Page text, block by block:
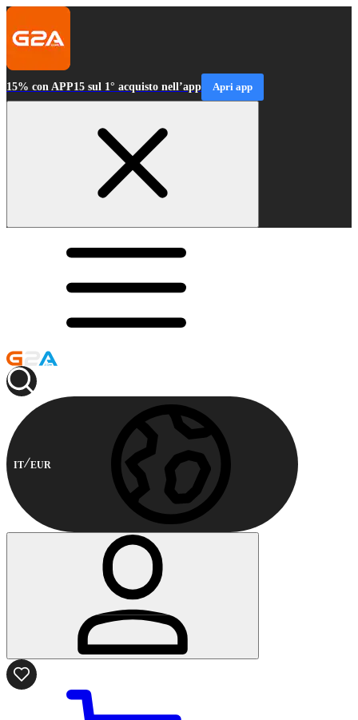
15% con APP15 sul 1° acquisto nell’app Apri app
IT EUR